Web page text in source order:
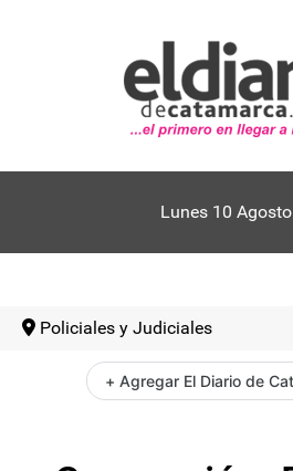
Lunes 10
Policiales y Judiciales
+ Agregar El Diario de